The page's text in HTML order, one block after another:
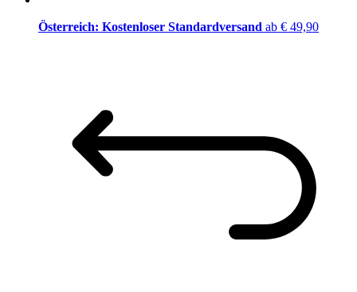
Österreich: Kostenloser Standardversand ab € 49,90